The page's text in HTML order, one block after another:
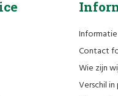
Contact
Wie zijn
Verschil